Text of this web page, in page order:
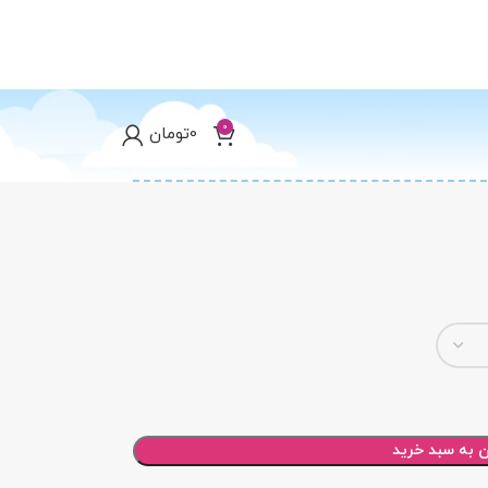
0
0تومان
به سبد خرید